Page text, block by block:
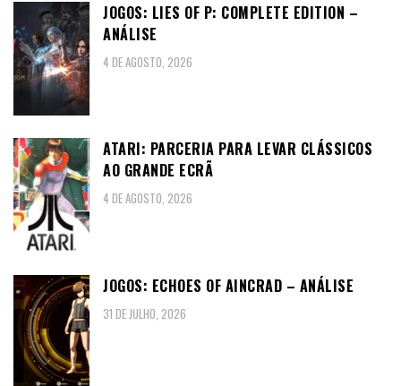
JOGOS: LIES OF P: COMPLETE EDITION –
ANÁLISE
4 DE AGOSTO, 2026
ATARI: PARCERIA PARA LEVAR CLÁSSICOS
AO GRANDE ECRÃ
4 DE AGOSTO, 2026
JOGOS: ECHOES OF AINCRAD – ANÁLISE
31 DE JULHO, 2026